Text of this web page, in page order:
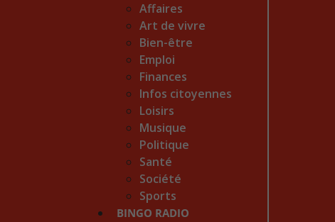
Affaires
Art de vivre
Bien-être
Emploi
Finances
Infos citoyennes
Loisirs
Musique
Politique
Santé
Société
Sports
BINGO RADIO